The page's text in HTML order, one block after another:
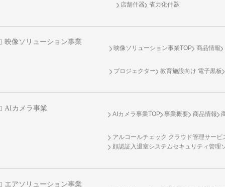
店舗什器 省力化什器
映像ソリューション事業
映像ソリューション事業TOP 商品情報
プロジェクター 教育施設向け 電子黒板
AIカメラ事業
AIカメラ事業TOP 事業概要 商品情報
アルコールチェック クラウド管理サービ
顔認証入退室システムセキュリティ管理
エアソリューション事業